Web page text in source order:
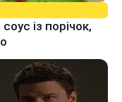
із порічок,